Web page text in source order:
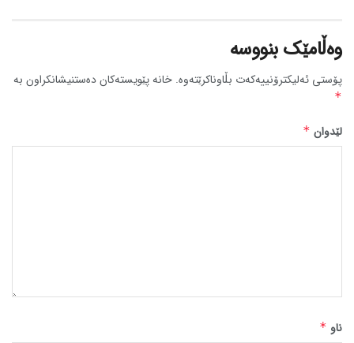
وەڵامێک بنووسە
پۆستی ئەلیکترۆنییەکەت بڵاوناکرێتەوە. خانە پێویستەکان دەستنیشانکراون بە
*
لێدوان *
ناو *